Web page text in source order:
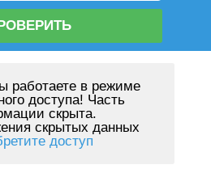
работаете в режиме
доступа! Часть
скрыта.
скрытых данных
доступ